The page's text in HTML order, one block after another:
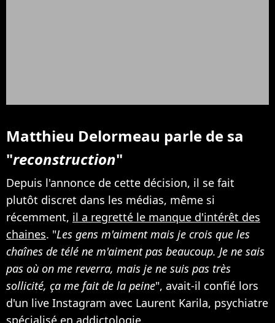
Matthieu Delormeau parle de sa
"reconstruction"
Depuis l'annonce de cette décision, il se fait
plutôt discret dans les médias, même si
récemment, il a regretté le manque d'intérêt des
chaines. "Les gens m'aiment mais je crois que les
chaînes de télé ne m'aiment pas beaucoup. Je ne sais
pas où on me reverra, mais je ne suis pas très
sollicité, ça me fait de la peine", avait-il confié lors
d'un live Instagram avec Laurent Karila, psychiatre
spécialisé en addictologie.